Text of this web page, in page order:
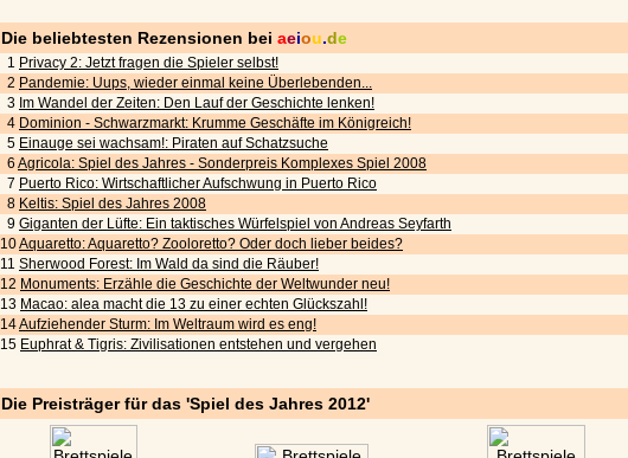
Die beliebtesten Rezensionen bei aeiou.de
1 Privacy 2: Jetzt fragen die Spieler selbst!
2 Pandemie: Uups, wieder einmal keine Überlebenden...
3 Im Wandel der Zeiten: Den Lauf der Geschichte lenken!
4 Dominion - Schwarzmarkt: Krumme Geschäfte im Königreich!
5 Einauge sei wachsam!: Piraten auf Schatzsuche
6 Agricola: Spiel des Jahres - Sonderpreis Komplexes Spiel 2008
7 Puerto Rico: Wirtschaftlicher Aufschwung in Puerto Rico
8 Keltis: Spiel des Jahres 2008
9 Giganten der Lüfte: Ein taktisches Würfelspiel von Andreas Seyfarth
10Aquaretto: Aquaretto? Zooloretto? Oder doch lieber beides?
11 Sherwood Forest: Im Wald da sind die Räuber!
12 Monuments: Erzähle die Geschichte der Weltwunder neu!
13 Macao: alea macht die 13 zu einer echten Glückszahl!
14Aufziehender Sturm: Im Weltraum wird es eng!
15 Euphrat & Tigris: Zivilisationen entstehen und vergehen
Die Preisträger für das 'Spiel des Jahres 2012'